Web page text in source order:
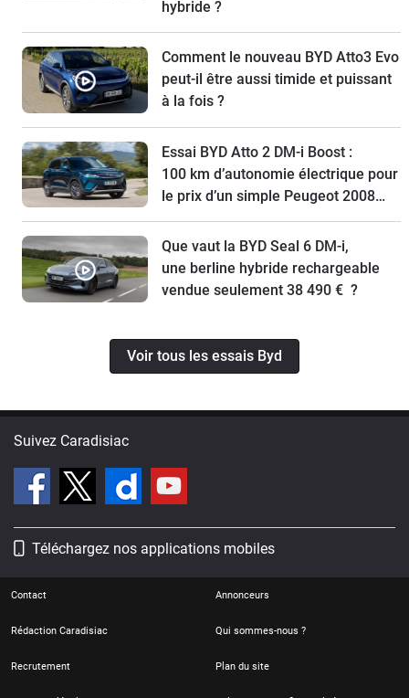
hybride ?
Comment le nouveau BYD Atto3 Evo
peut-il être aussi timide et puissant
à la fois ?
Essai BYD Atto 2 DM-i Boost :
100 km d’autonomie électrique pour
le prix d’un simple Peugeot 2008…
Que vaut la BYD Seal 6 DM-i,
une berline hybride rechargeable
vendue seulement 38 490 € ?
Voir tous les essais Byd
Suivez Caradisiac
Téléchargez nos applications mobiles
Contact Annonceurs
Rédaction Caradisiac Qui sommes-nous ?
Recrutement Plan du site